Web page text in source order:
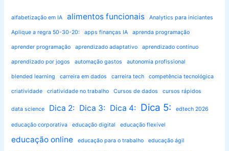
alfabetização em IA alimentos funcionais Analytics para iniciantes
Aplique a regra 50-30-20: apps finanças IA aprenda programação
aprender programação aprendizado adaptativo aprendizado contínuo
aprendizado por jogos automação gastos autonomia profissional
blended learning carreira em dados carreira tech competência tecnológica
criatividade criatividade no trabalho Cursos de dados cursos rápidos
data science Dica 2: Dica 3: Dica 4: Dica 5: edtech 2026
educação corporativa educação digital educação flexível
educação online educação para o trabalho educação ágil